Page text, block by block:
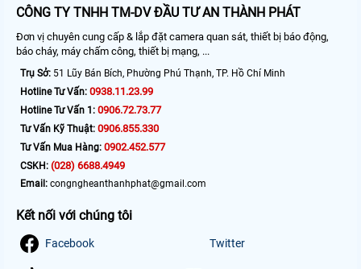
CÔNG TY TNHH TM-DV ĐẦU TƯ AN THÀNH PHÁT
Đơn vị chuyên cung cấp & lắp đặt camera quan sát, thiết bị báo động,
báo cháy, máy chấm công, thiết bị mạng, ...
Trụ Sở: 51 Lũy Bán Bích, Phường Phú Thạnh, TP. Hồ Chí Minh
Hotline Tư Vấn: 0938.11.23.99
Hotline Tư Vấn 1: 0906.72.73.77
Tư Vấn Kỹ Thuật: 0906.855.330
Tư Vấn Mua Hàng: 0902.452.577
CSKH: (028) 6688.4949
Email: congngheanthanhphat@gmail.com
Kết nối với chúng tôi
Facebook Twitter